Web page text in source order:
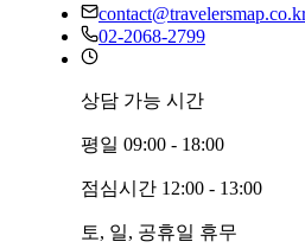
02-2068-2799
상담 가능 시간
평일 09:00 - 18:00
점심시간 12:00 - 13:00
토, 일, 공휴일 휴무